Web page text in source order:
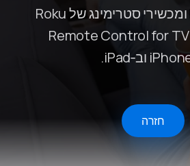
צמדו Roku TV ומכשירי סטרימינג של Roku
לאפליקציית Remote Control for TV
חזרה